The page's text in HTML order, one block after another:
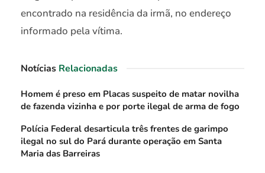
encontrado na residência da irmã, no endereço
informado pela vítima.
Notícias Relacionadas
Homem é preso em Placas suspeito de matar novilha
de fazenda vizinha e por porte ilegal de arma de fogo
Polícia Federal desarticula três frentes de garimpo
ilegal no sul do Pará durante operação em Santa
Maria das Barreiras